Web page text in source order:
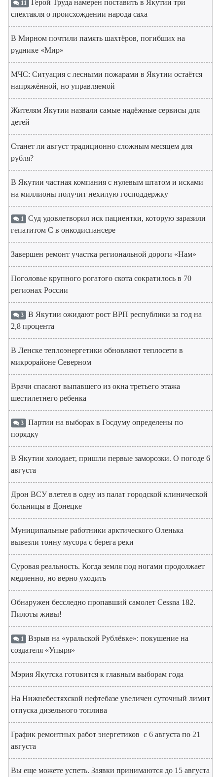
11
Герой Труда намерен поставить в Якутии три
спектакля о происхождении народа саха
В Мирном почтили память шахтёров, погибших на
руднике «Мир»
МЧС: Ситуация с лесными пожарами в Якутии остаётся
напряжённой, но управляемой
Жителям Якутии назвали самые надёжные сервисы для
детей
Станет ли август традиционно сложным месяцем для
рубля?
В Якутии частная компания с нулевым штатом и исками
на миллионы получит нехилую господдержку
1 Суд удовлетворил иск пациентки, которую заразили
гепатитом С в онкодиспансере
Завершен ремонт участка региональной дороги «Нам»
Поголовье крупного рогатого скота сократилось в 70
регионах России
3 В Якутии ожидают рост ВРП республики за год на
2,8 процента
В Ленске теплоэнергетики обновляют теплосети в
микрорайоне Северном
Врачи спасают выпавшего из окна третьего этажа
шестилетнего ребенка
3 Партии на выборах в Госдуму определены по
порядку
В Якутии холодает, пришли первые заморозки. О погоде 6
августа
Дрон ВСУ влетел в одну из палат городской клинической
больницы в Донецке
Муниципальные работники арктического Оленька
вывезли тонну мусора с берега реки
Суровая реальность. Когда земля под ногами продолжает
медленно, но верно уходить
Обнаружен бесследно пропавший самолет Cessna 182.
Пилоты живы!
1 Взрыв на «уральской Рублёвке»: покушение на
создателя «Упыря»
Мэрия Якутска готовится к главным выборам года
На Нижнебестяхской нефтебазе увеличен суточный лимит
отпуска дизельного топлива
График ремонтных работ энергетиков с 6 августа по 21
августа
Вы еще можете успеть. Заявки принимаются до 15 августа